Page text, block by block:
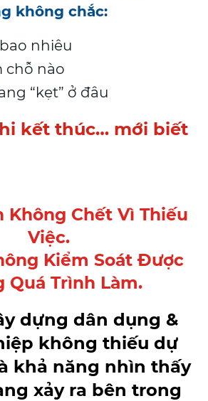
không chắc:
nhiêu
chỗ nào
“kẹt” ở đâu
kết thúc… mới biết
Không Chết Vì Thiếu
Việc.
Kiểm Soát Được
Quá Trình Làm.
dựng dân dụng &
không thiếu dự
khả năng nhìn thấy
xảy ra bên trong